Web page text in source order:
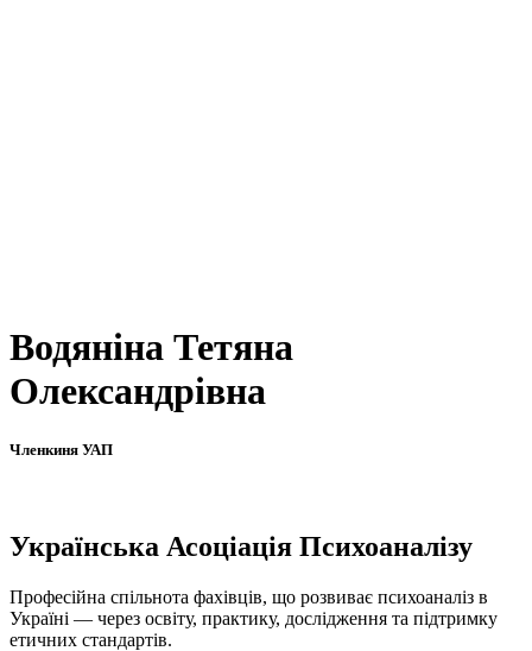
Водяніна Тетяна
Олександрівна
Членкиня УАП
Українська Асоціація Психоаналізу
Професійна спільнота фахівців, що розвиває психоаналіз в
Україні — через освіту, практику, дослідження та підтримку
етичних стандартів.